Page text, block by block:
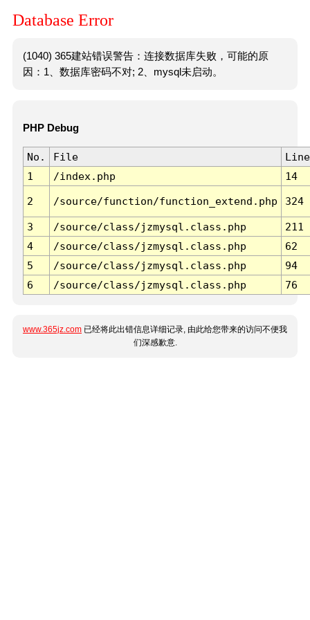
Database Error
(1040) 365建站错误警告：连接数据库失败，可能的原
因：1、数据库密码不对; 2、mysql未启动。
PHP Debug
No. File
Line
1
/index.php 14
2 /source/function/function_extend.php 324
3 /source/class/jzmysql.class.php
211
4
/source/class/jzmysql.class.php
62
5
/source/class/jzmysql.class.php
94
6
/source/class/jzmysql.class.php 76
www.365jz.com 已经将此出错信息详细记录, 由此给您带来的访问不便我
们深感歉意.